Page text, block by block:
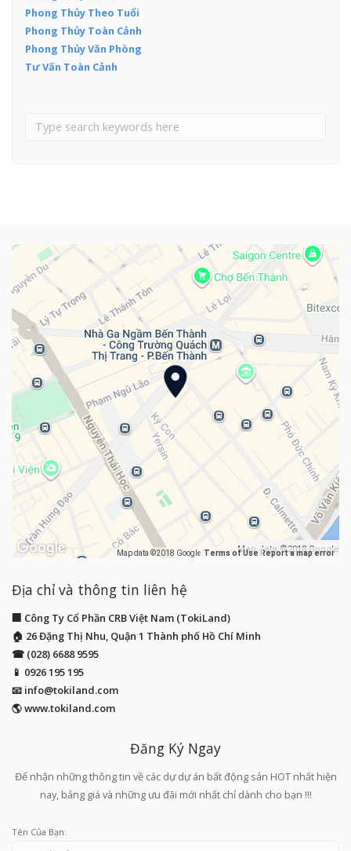
Phong Thủy Theo Tuổi
Phong Thủy Toàn Cảnh
Phong Thủy Văn Phòng
Tư Vấn Toàn Cảnh
Map data ©2018 Google Map data ©2018 Google
Terms of Use Report a map error
Địa chỉ và thông tin liên hệ
🏢 Công Ty Cổ Phần CRB Việt Nam (TokiLand)
🏠 26 Đặng Thị Nhu, Quận 1 Thành phố Hồ Chí Minh
☎ (028) 6688 9595
📱 0926 195 195
📧 info@tokiland.com
🌎 www.tokiland.com
Đăng Ký Ngay
Để nhận những thông tin về các dự dự án bất động sản HOT nhất hiện
nay, bảng giá và những ưu đãi mới nhất chỉ dành cho bạn !!!
Tên Của Bạn: